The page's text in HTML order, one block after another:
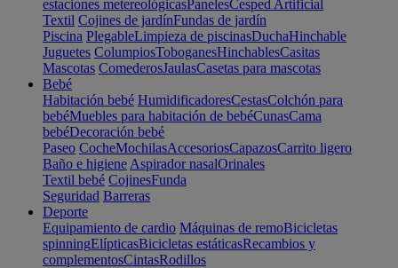
estaciones metereológicasPanelesCesped Artificial
Textil Cojines de jardínFundas de jardín
Piscina PlegableLimpieza de piscinasDuchaHinchable
Juguetes ColumpiosToboganesHinchablesCasitas
Mascotas ComederosJaulasCasetas para mascotas
Bebé
Habitación bebé HumidificadoresCestasColchón para
bebéMuebles para habitación de bebéCunasCama
bebéDecoración bebé
Paseo CocheMochilasAccesoriosCapazosCarrito ligero
Baño e higiene Aspirador nasalOrinales
Textil bebé CojinesFunda
Seguridad Barreras
Deporte
Equipamiento de cardio Máquinas de remoBicicletas
spinningElípticasBicicletas estáticasRecambios y
complementosCintasRodillos